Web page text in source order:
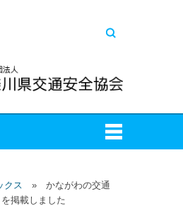
キーワードを入
クス »
かながわの交通
を掲載しました